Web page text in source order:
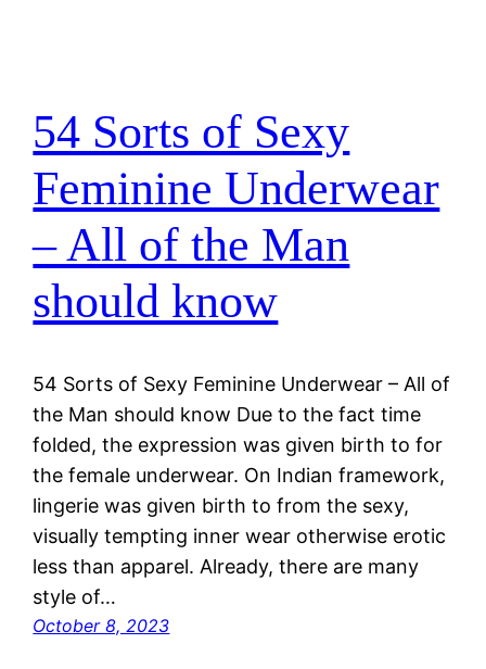
54 Sorts of Sexy
Feminine Underwear
– All of the Man
should know
54 Sorts of Sexy Feminine Underwear – All of
the Man should know Due to the fact time
folded, the expression was given birth to for
the female underwear. On Indian framework,
lingerie was given birth to from the sexy,
visually tempting inner wear otherwise erotic
less than apparel. Already, there are many
style of…
October 8, 2023